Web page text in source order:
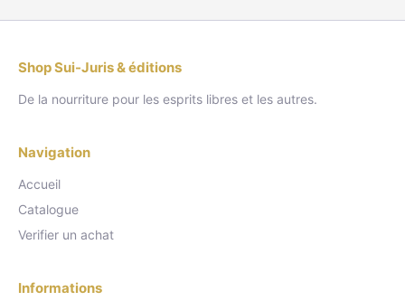
Shop Sui-Juris & éditions
De la nourriture pour les esprits libres et les autres.
Navigation
Accueil
Catalogue
Verifier un achat
Informations